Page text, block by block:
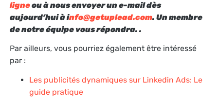
ligneou à nous envoyer un e-mail dès
aujourd’hui à info@getuplead.com. Un membre
de notre équipe vous répondra. .
Par ailleurs, vous pourriez également être intéressé
par :
Les publicités dynamiques sur Linkedin Ads: Le
guide pratique